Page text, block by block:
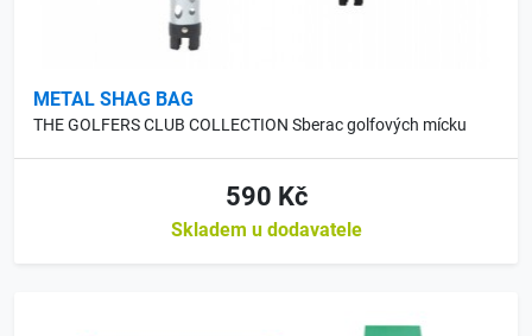
METAL SHAG BAG
THE GOLFERS CLUB COLLECTION Sberac golfových mícku
590 Kč
Skladem u dodavatele